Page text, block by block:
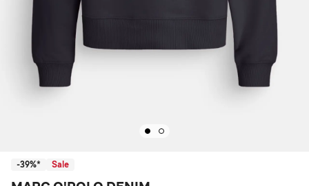
-39%* Sale